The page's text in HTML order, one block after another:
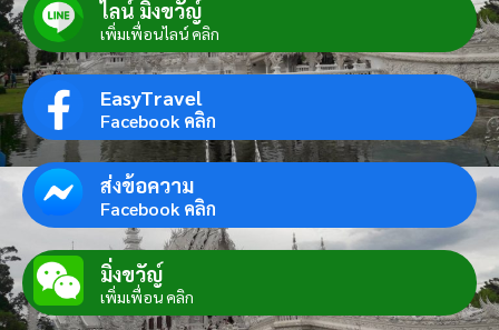
ไลน์ มิ่งขวัญ์
เพิ่มเพื่อนไลน์ คลิก
EasyTravel
Facebook คลิก
ส่งข้อความ
Facebook คลิก
มิ่งขวัญ์
เพิ่มเพื่อน คลิก